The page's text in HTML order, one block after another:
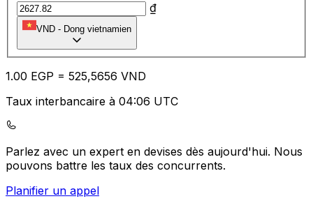
₫
VND - Dong vietnamien
1.00 EGP = 525,5656 VND
Taux interbancaire à 04:06 UTC
Parlez avec un expert en devises dès aujourd'hui. Nous
pouvons battre les taux des concurrents.
Planifier un appel